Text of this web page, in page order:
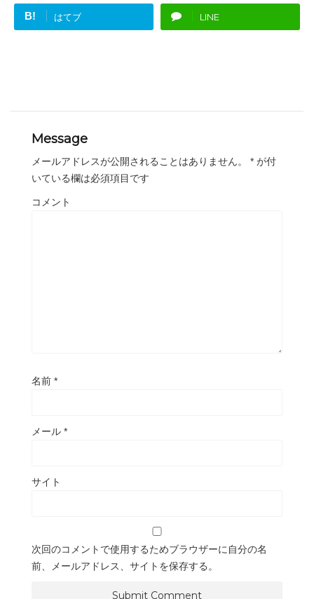
B! はてブ LINE
Message
メールアドレスが公開されることはありません。 * が付
いている欄は必須項目です
コメント
名前 *
メール *
サイト
次回のコメントで使用するためブラウザーに自分の名
前、メールアドレス、サイトを保存する。